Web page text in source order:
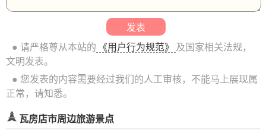
● 请严格尊从本站的 《用户行为规范》
及国家相关法规，
文明发表。
● 您发表的内容需要经过我们的人工审核，不能马上展现属
正常，请知悉。
瓦房店市周边旅游景点